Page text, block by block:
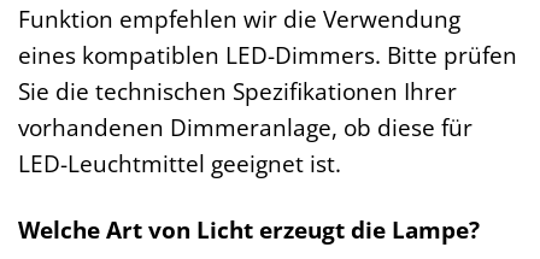
Funktion empfehlen wir die Verwendung
eines kompatiblen LED-Dimmers. Bitte prüfen
Sie die technischen Spezifikationen Ihrer
vorhandenen Dimmeranlage, ob diese für
LED-Leuchtmittel geeignet ist.
Welche Art von Licht erzeugt die Lampe?